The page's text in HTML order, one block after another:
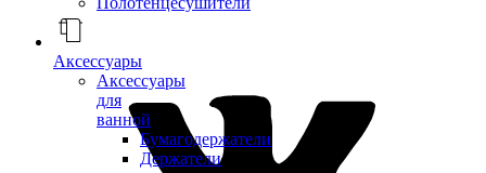
Аксессуары
Аксессуары
для
ванной
Бумагодержатели
Держатели